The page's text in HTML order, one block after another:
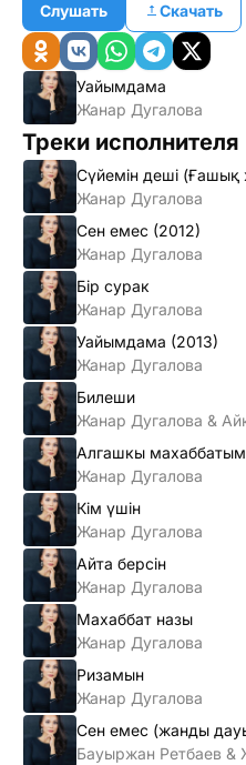
Слушать
Скачать
Уайымдама
Жанар Дугалова
Треки исполнителя
Жанар Дугалова
Сен емес (2012)
Жанар Дугалова
Бiр сурак
Жанар Дугалова
Уайымдама (2013)
Жанар Дугалова
Билеши
Алгашкы махаббатым
Жанар Дугалова
Кiм үшiн
Жанар Дугалова
Айта берсін
Жанар Дугалова
Махаббат назы
Жанар Дугалова
Ризамын
Жанар Дугалова